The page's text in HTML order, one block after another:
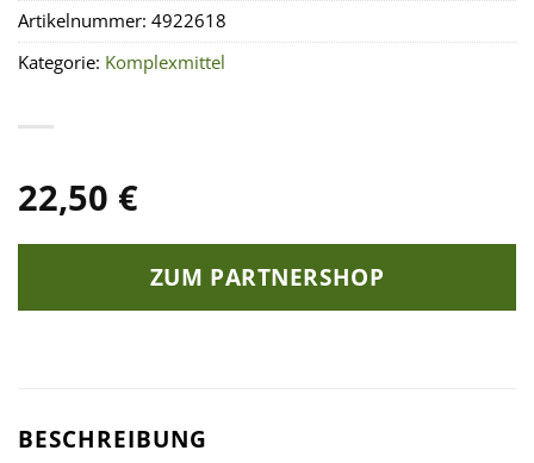
22,50 €
ZUM PARTNERSHOP
Artikelnummer: 4922618
Kategorie: Komplexmittel
BESCHREIBUNG